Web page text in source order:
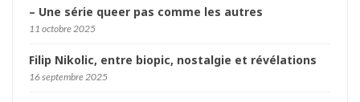
– Une série queer pas comme les autres
11 octobre 2025
Filip Nikolic, entre biopic, nostalgie et révélations
16 septembre 2025